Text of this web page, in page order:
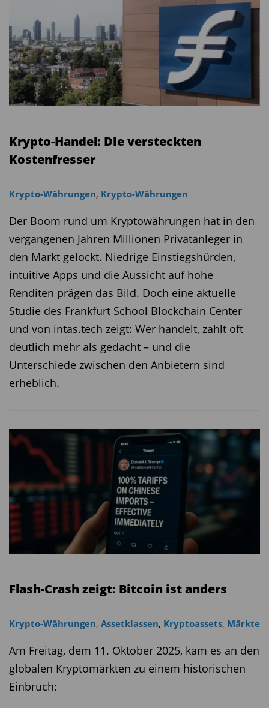
Krypto-Handel: Die versteckten
Kostenfresser
Krypto-Währungen, Krypto-Währungen
Der Boom rund um Kryptowährungen hat in den
vergangenen Jahren Millionen Privatanleger in
den Markt gelockt. Niedrige Einstiegshürden,
intuitive Apps und die Aussicht auf hohe
Renditen prägen das Bild. Doch eine aktuelle
Studie des Frankfurt School Blockchain Center
und von intas.tech zeigt: Wer handelt, zahlt oft
deutlich mehr als gedacht – und die
Unterschiede zwischen den Anbietern sind
erheblich.
Flash-Crash zeigt: Bitcoin ist anders
Krypto-Währungen, Assetklassen, Kryptoassets, Märkte
Am Freitag, dem 11. Oktober 2025, kam es an den
globalen Kryptomärkten zu einem historischen
Einbruch: